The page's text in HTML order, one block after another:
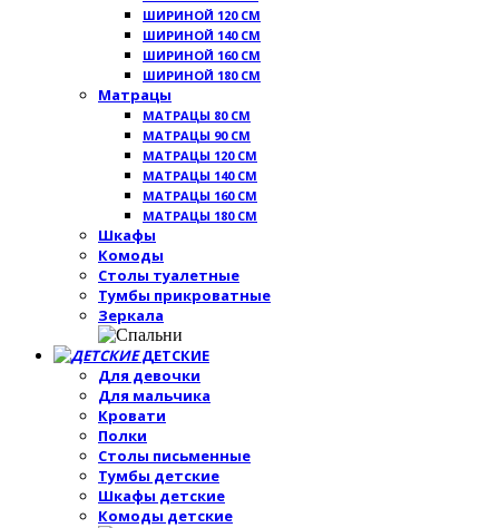
ШИРИНОЙ 120 СМ
ШИРИНОЙ 140 СМ
ШИРИНОЙ 160 СМ
ШИРИНОЙ 180 СМ
Матрацы
МАТРАЦЫ 80 СМ
МАТРАЦЫ 90 СМ
МАТРАЦЫ 120 СМ
МАТРАЦЫ 140 СМ
МАТРАЦЫ 160 СМ
МАТРАЦЫ 180 СМ
Шкафы
Комоды
Столы туалетные
Тумбы прикроватные
Зеркала
ДЕТСКИЕ
Для девочки
Для мальчика
Кровати
Полки
Столы письменные
Тумбы детские
Шкафы детские
Комоды детские